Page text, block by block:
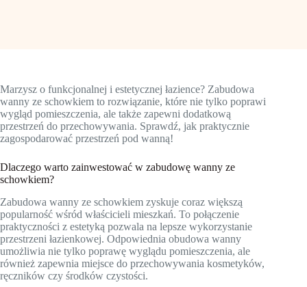
Marzysz o funkcjonalnej i estetycznej łazience? Zabudowa
wanny ze schowkiem to rozwiązanie, które nie tylko poprawi
wygląd pomieszczenia, ale także zapewni dodatkową
przestrzeń do przechowywania. Sprawdź, jak praktycznie
zagospodarować przestrzeń pod wanną!
Dlaczego warto zainwestować w zabudowę wanny ze
schowkiem?
Zabudowa wanny ze schowkiem zyskuje coraz większą
popularność wśród właścicieli mieszkań. To połączenie
praktyczności z estetyką pozwala na lepsze wykorzystanie
przestrzeni łazienkowej. Odpowiednia obudowa wanny
umożliwia nie tylko poprawę wyglądu pomieszczenia, ale
również zapewnia miejsce do przechowywania kosmetyków,
ręczników czy środków czystości.